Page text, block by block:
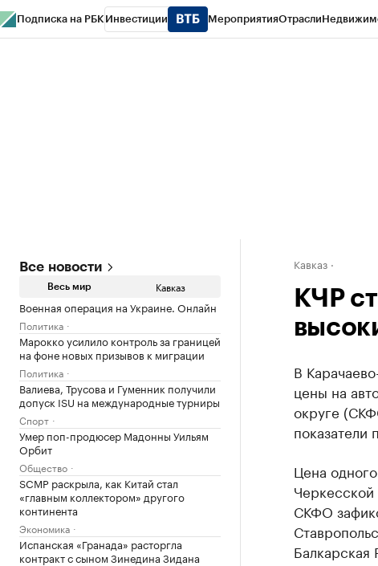
Подписка на РБК Инвестиции МероприятияОтрасли
Все новости
Весь мир Кавказ
Военная операция на Украине. Онлайн
Политика
Марокко усилило контроль за границей
на фоне новых призывов к миграции
Политика
Валиева, Трусова и Гуменник получили
допуск ISU на международные турниры
Спорт
Умер поп-продюсер Мадонны Уильям
Орбит
Общество
SCMP раскрыла, как Китай стал
«главным коллектором» другого
континента
Экономика
Испанская «Гранада» расторгла
контракт с сыном Зинедина Зидана
Кавказ
КЧР
В
цены на
округе
показатели
Цена
СКФО
Балкарская